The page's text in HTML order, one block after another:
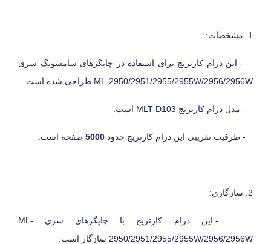
1. مشخصات:
- این درام کارتریج برای استفاده در چاپگرهای سامسونگ سری
ML-2950/2951/2955/2955W/2956/2956W طراحی شده است.
- مدل درام کارتریج MLT-D103 است.
- ظرفیت تقریبی این درام کارتریج حدود 5000 صفحه است.
2. سازگاری:
- این درام کارتریج با چاپگرهای سری ML-
2950/2951/2955/2955W/2956/2956W سازگار است.